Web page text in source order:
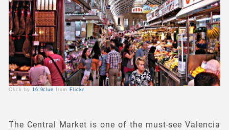
Click by 16:9clue from Flickr
The Central Market is one of the must-see Valencia